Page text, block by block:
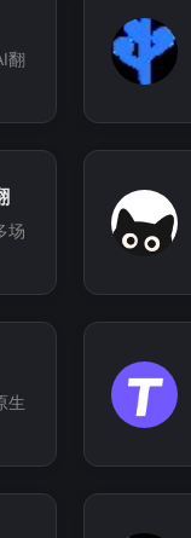
翻
场
生